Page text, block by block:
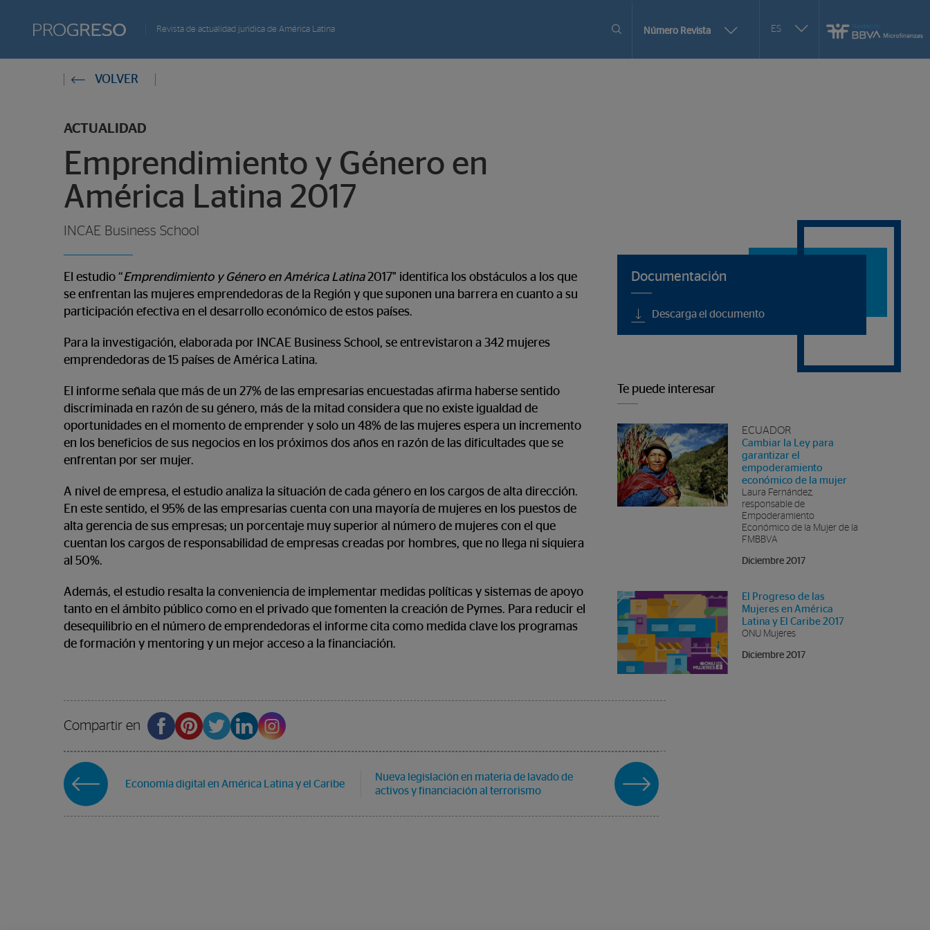
Progreso
Revista
Revista de actualidad jurídica de América Latina Número RevistaMás ESSeleccionar
EstasVOLVER
ACTUALIDAD
Emprendimiento y Género en
América Latina 2017
INCAE Business School
El estudio “Emprendimiento y Género en América Latina2017" identifica los obstáculos a los que
se enfrentan las mujeres emprendedoras de la Región y que suponen una barrera en cuanto a su
participación efectiva en el desarrollo económico de estos países.
Para la investigación, elaborada por INCAE Business School, se entrevistaron a 342 mujeres
emprendedoras de 15 países de América Latina.
El informe señala que más de un 27% de las empresarias encuestadas afirma haberse sentido
discriminada en razón de su género, más de la mitad considera que no existe igualdad de
oportunidades en el momento de emprender y solo un 48% de las mujeres espera un incremento
en los beneficios de sus negocios en los próximos dos años en razón de las dificultades que se
enfrentan por ser mujer.
A nivel de empresa, el estudio analiza la situación de cada género en los cargos de alta dirección.
En este sentido, el 95% de las empresarias cuenta con una mayoría de mujeres en los puestos de
alta gerencia de sus empresas; un porcentaje muy superior al número de mujeres con el que
cuentan los cargos de responsabilidad de empresas creadas por hombres, que no llega ni siquiera
al 50%.
Además, el estudio resalta la conveniencia de implementar medidas políticas y sistemas de apoyo
tanto en el ámbito público como en el privado que fomenten la creación de Pymes. Para reducir el
desequilibrio en el número de emprendedoras el informe cita como medida clave los programas
de formación y mentoring y un mejor acceso a la financiación.
Documentación
Descarga el documento
Te puede interesar
ECUADOR
Cambiar la Ley para
garantizar el
empoderamiento
económico de la mujer
Laura Fernández,
responsable de
Empoderamiento
Económico de la Mujer de la
FMBBVA
Diciembre 2017
El Progreso de las
Mujeres en América
Latina y El Caribe 2017
ONU Mujeres
Diciembre 2017
Compartir en
Economía digital en América Latina y el Caribe
Nueva legislación en materia de lavado de
activos y financiación al terrorismo